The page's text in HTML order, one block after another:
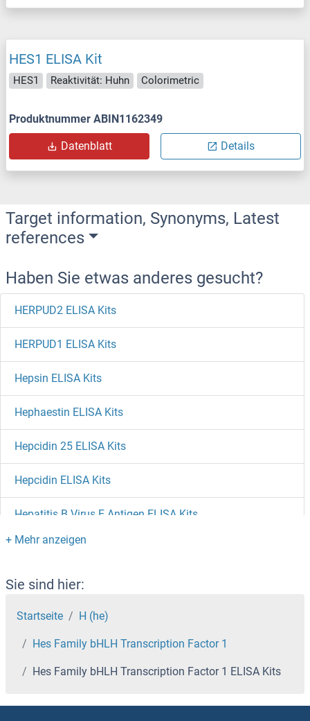
HES1 ELISA Kit
HES1 Reaktivität: Huhn Colorimetric
Produktnummer ABIN1162349
Datenblatt Details
Target information, Synonyms, Latest
references
Haben Sie etwas anderes gesucht?
HERPUD2 ELISA Kits
HERPUD1 ELISA Kits
Hepsin ELISA Kits
Hephaestin ELISA Kits
Hepcidin 25 ELISA Kits
Hepcidin ELISA Kits
Hepatitis B Virus E Antigen ELISA Kits
Hepatitis A Virus Cellular Receptor 1 ELISA Kits
Heparan Sulphate Protoglycans ELISA Kits
Heparan Sulfate 6-O-Sulfotransferase 1 ELISA Kits
Sie sind hier:
Startseite H (he)
Hes Family bHLH Transcription Factor 1
Hes Family bHLH Transcription Factor 1 ELISA Kits